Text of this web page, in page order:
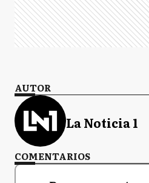
AUTOR
La Noticia 1
COMENTARIOS